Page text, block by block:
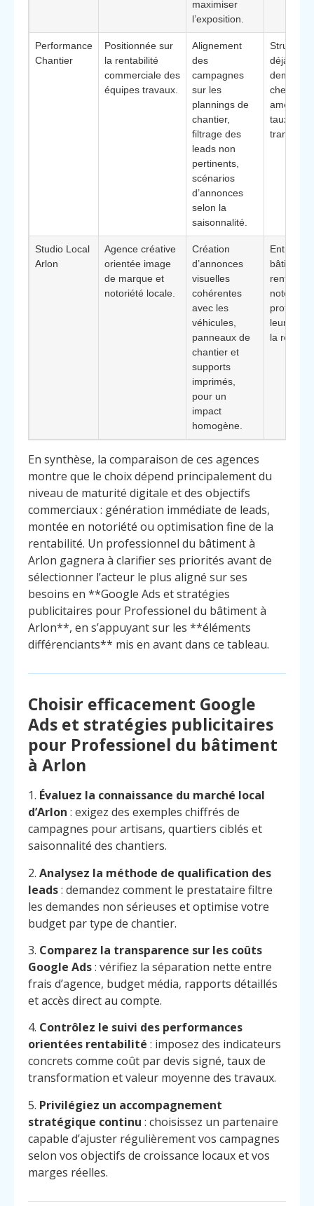
maximiser
l’exposition.
Performance
Chantier
Positionnée sur
la rentabilité
commerciale des
équipes travaux.
Alignement
des
campagnes
sur les
plannings de
chantier,
filtrage des
leads non
pertinents,
scénarios
d’annonces
selon la
saisonnalité.
déjà un
améliorer
taux de
Studio Local
Arlon
Agence créative
orientée image
de marque et
notoriété locale.
Création
d’annonces
visuelles
cohérentes
avec les
véhicules,
panneaux de
chantier et
supports
imprimés,
pour un
impact
homogène.
bâtiment
renforcer
notoriété
leur
la région.
En synthèse, la comparaison de ces agences
montre que le choix dépend principalement du
niveau de maturité digitale et des objectifs
commerciaux : génération immédiate de leads,
montée en notoriété ou optimisation fine de la
rentabilité. Un professionnel du bâtiment à
Arlon gagnera à clarifier ses priorités avant de
sélectionner l’acteur le plus aligné sur ses
besoins en **Google Ads et stratégies
publicitaires pour Professionel du bâtiment à
Arlon**, en s’appuyant sur les **éléments
différenciants** mis en avant dans ce tableau.
Choisir efficacement Google
Ads et stratégies publicitaires
pour Professionel du bâtiment
à Arlon
1. Évaluez la connaissance du marché local
d’Arlon : exigez des exemples chiffrés de
campagnes pour artisans, quartiers ciblés et
saisonnalité des chantiers.
2. Analysez la méthode de qualification des
leads: demandez comment le prestataire filtre
les demandes non sérieuses et optimise votre
budget par type de chantier.
3. Comparez la transparence sur les coûts
Google Ads: vérifiez la séparation nette entre
frais d’agence, budget média, rapports détaillés
et accès direct au compte.
4. Contrôlez le suivi des performances
orientées rentabilité : imposez des indicateurs
concrets comme coût par devis signé, taux de
transformation et valeur moyenne des travaux.
5. Privilégiez un accompagnement
stratégique continu : choisissez un partenaire
capable d’ajuster régulièrement vos campagnes
selon vos objectifs de croissance locaux et vos
marges réelles.